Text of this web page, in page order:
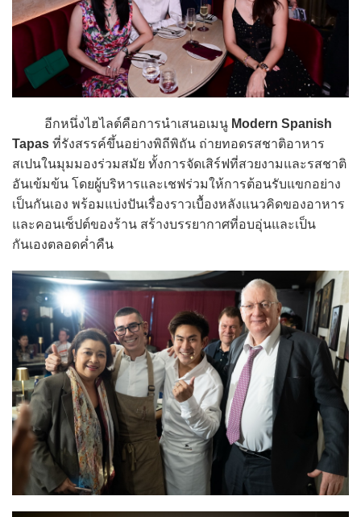
อีกหนึ่งไฮไลต์คือการนำเสนอเมนู Modern Spanish
Tapas ที่รังสรรค์ขึ้นอย่างพิถีพิถัน ถ่ายทอดรสชาติอาหาร
สเปนในมุมมองร่วมสมัย ทั้งการจัดเสิร์ฟที่สวยงามและรสชาติ
อันเข้มข้น โดยผู้บริหารและเชฟร่วมให้การต้อนรับแขกอย่าง
เป็นกันเอง พร้อมแบ่งปันเรื่องราวเบื้องหลังแนวคิดของอาหาร
และคอนเซ็ปต์ของร้าน สร้างบรรยากาศที่อบอุ่นและเป็น
กันเองตลอดค่ำคืน